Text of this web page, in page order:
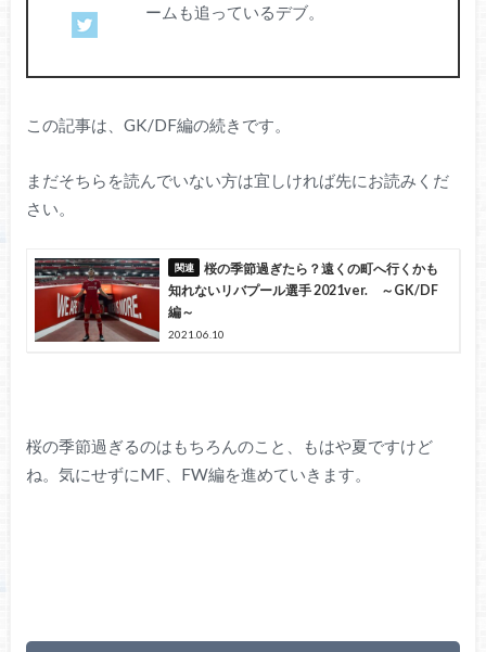
ームも追っているデブ。
この記事は、GK/DF編の続きです。
まだそちらを読んでいない方は宜しければ先にお読みくだ
さい。
桜の季節過ぎたら？遠くの町へ行くかも
知れないリバプール選手 2021ver. ～GK/DF
編～
2021.06.10
桜の季節過ぎるのはもちろんのこと、もはや夏ですけど
ね。気にせずにMF、FW編を進めていきます。